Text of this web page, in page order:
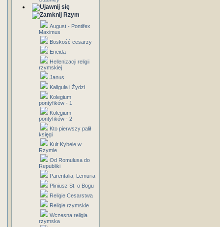
Rzym
August - Pontifex
Maximus
Boskość cesarzy
Eneida
Hellenizacji religii
rzymskiej
Janus
Kaligula i Żydzi
Kolegium
pontyfików - 1
Kolegium
pontyfików - 2
Kto pierwszy palił
księgi
Kult Kybele w
Rzymie
Od Romulusa do
Republiki
Parentalia, Lemuria
Pliniusz St. o Bogu
Religie Cesarstwa
Religie rzymskie
Wczesna religia
rzymska